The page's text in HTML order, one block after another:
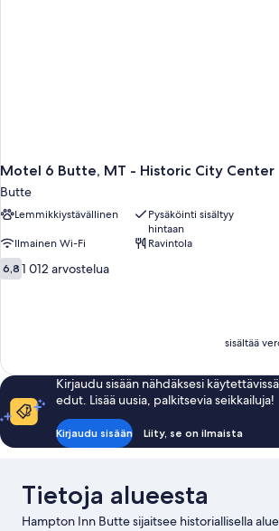
Motel 6 Butte, MT - Historic City Center
Butte
Lemmikkiystävällinen
Pysäköinti sisältyy
hintaan
Ilmainen Wi-Fi
Ravintola
6.8
kautta
6,8 1 012 arvostelua
sisältää
Kirjaudu sisään nähdäksesi
edut. Lisää uusia, palkitsevia seikkailuja!
Kirjaudu sisään Liity, se on ilmaista
Tietoja alueesta
Hampton Inn Butte sijaitsee historiallisella